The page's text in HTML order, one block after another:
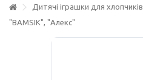
Дитячі іграшки для хлопчиків
"BAMSIK", "Алекс"